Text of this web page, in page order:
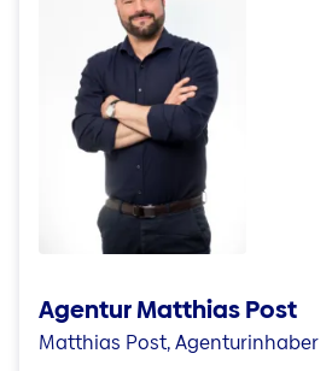
Agentur Matthias Post
Matthias Post, Agenturinhaber